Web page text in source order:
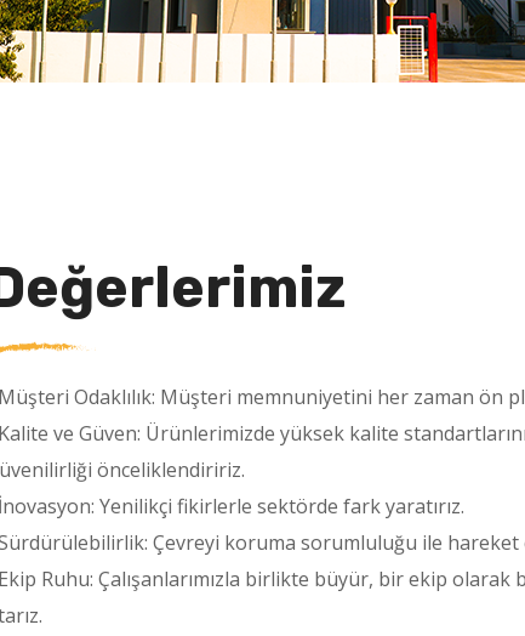
Odaklılık: Müşteri memnuniyetini her zaman ön
ve Güven: Ürünlerimizde yüksek kalite
önceliklendiririz.
Yenilikçi fikirlerle sektörde fark yaratırız.
Sürdürülebilirlik: Çevreyi koruma sorumluluğu ile hareket
Ruhu: Çalışanlarımızla birlikte büyür, bir ekip olarak